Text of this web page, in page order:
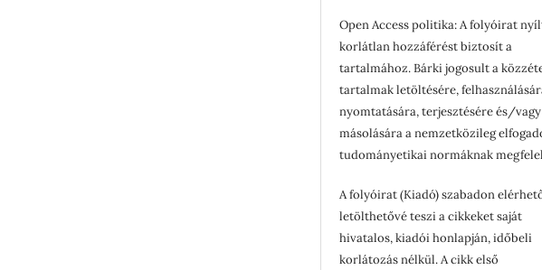
Open Access politika: A folyóirat
korlátlan hozzáférést biztosít a
tartalmához. Bárki jogosult a
tartalmak letöltésére,
nyomtatására, terjesztésére és/vagy
másolására a nemzetközileg
tudományetikai normáknak
A folyóirat (Kiadó) szabadon
letölthetővé teszi a cikkeket saját
hivatalos, kiadói honlapján, időbeli
korlátozás nélkül. A cikk első